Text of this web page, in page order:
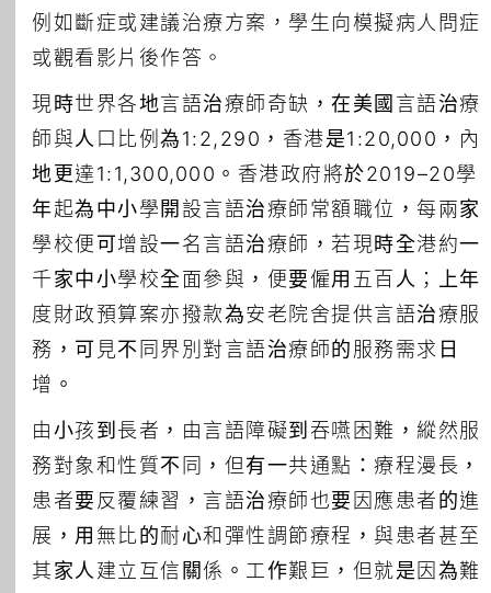
例如斷症或建議治療方案，學生向模擬病人問症
或觀看影片後作答。
現時世界各地言語治療師奇缺，在美國言語治療
師與人口比例為1:2,290，香港是1:20,000，內
地更達1:1,300,000。香港政府將於2019–20學
年起為中小學開設言語治療師常額職位，每兩家
學校便可增設一名言語治療師，若現時全港約一
千家中小學校全面參與，便要僱用五百人；上年
度財政預算案亦撥款為安老院舍提供言語治療服
務，可見不同界別對言語治療師的服務需求日
增。
由小孩到長者，由言語障礙到吞嚥困難，縱然服
務對象和性質不同，但有一共通點：療程漫長，
患者要反覆練習，言語治療師也要因應患者的進
展，用無比的耐心和彈性調節療程，與患者甚至
其家人建立互信關係。工作艱巨，但就是因為難